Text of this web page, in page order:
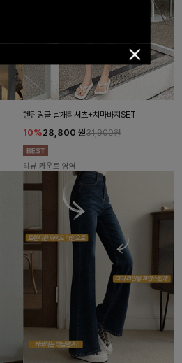
헨틴링클 날개티셔츠+치마바지SET
10%28,800 원31,900원
리뷰 카운트 영역